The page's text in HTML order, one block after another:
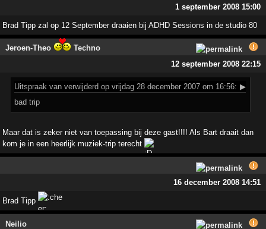
1 september 2008 15:00
Brad Tipp zal op 12 September draaien bij ADHD Sessions in de studio 80
Jeroen-Theo
Techno
12 september 2008 22:15
Uitspraak van verwijderd op vrijdag 28 december 2007 om 16:56: ▶
bad trip
Maar dat is zeker niet van toepassing bij deze gast!!!! Als Bart draait dan
kom je in een heerlijk muziek-trip terecht
16 december 2008 14:51
Brad Tipp
Neilio